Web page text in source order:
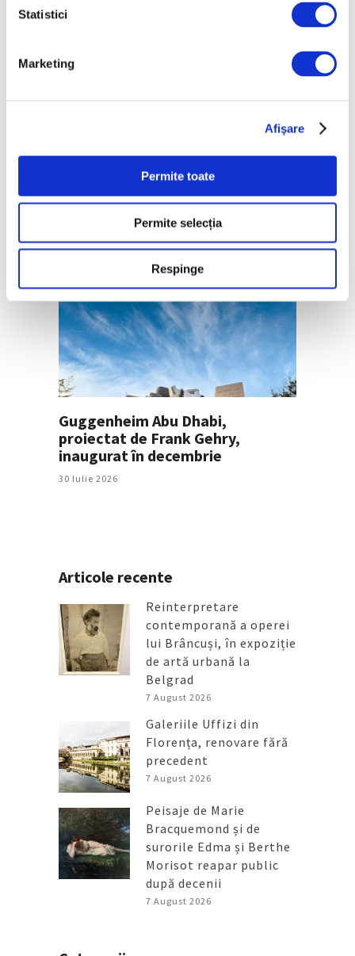
Statistici
Marketing
Afişare
Permite toate
Permite selecția
Respinge
Arta grădinilor peisagistice, la
Palatul Versailles
4 August 2026
Guggenheim Abu Dhabi,
proiectat de Frank Gehry,
inaugurat în decembrie
30 Iulie 2026
Articole recente
Reinterpretare
contemporană a operei
lui Brâncuși, în expoziție
de artă urbană la
Belgrad
7 August 2026
Galeriile Uffizi din
Florența, renovare fără
precedent
7 August 2026
Peisaje de Marie
Bracquemond și de
surorile Edma și Berthe
Morisot reapar public
după decenii
7 August 2026